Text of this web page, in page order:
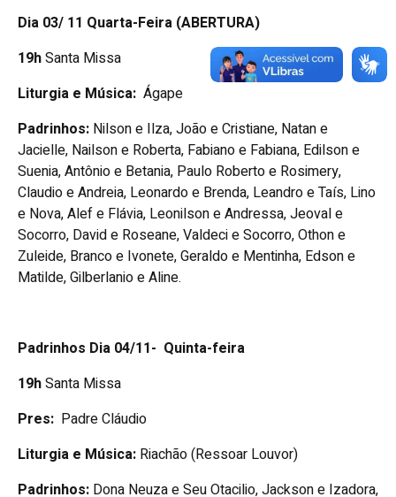
Dia 03/ 11 Quarta-Feira (ABERTURA)
19hSanta Missa
Liturgia e Música: Ágape
Padrinhos: Nilson e Ilza, João e Cristiane, Natan e
Jacielle, Nailson e Roberta, Fabiano e Fabiana, Edilson e
Suenia, Antônio e Betania, Paulo Roberto e Rosimery,
Claudio e Andreia, Leonardo e Brenda, Leandro e Taís, Lino
e Nova, Alef e Flávia, Leonilson e Andressa, Jeoval e
Socorro, David e Roseane, Valdeci e Socorro, Othon e
Zuleide, Branco e Ivonete, Geraldo e Mentinha, Edson e
Matilde, Gilberlanio e Aline.
Padrinhos Dia 04/11- Quinta-feira
19hSanta Missa
Pres: Padre Cláudio
Liturgia e Música: Riachão (Ressoar Louvor)
Padrinhos: Dona Neuza e Seu Otacilio, Jackson e Izadora,